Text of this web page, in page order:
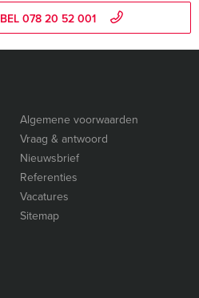
BEL 078 20 52 001
Algemene voorwaarden
Vraag & antwoord
Nieuwsbrief
Referenties
Vacatures
Sitemap